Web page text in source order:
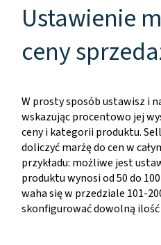
Ustawienie
ceny
W prosty sposób ustawisz i
wskazując procentowo jej
ceny i kategorii produktu.
doliczyć marżę do cen w
przykładu: możliwe jest
produktu wynosi od 50 do
waha się w przedziale 101-
skonfigurować dowolną